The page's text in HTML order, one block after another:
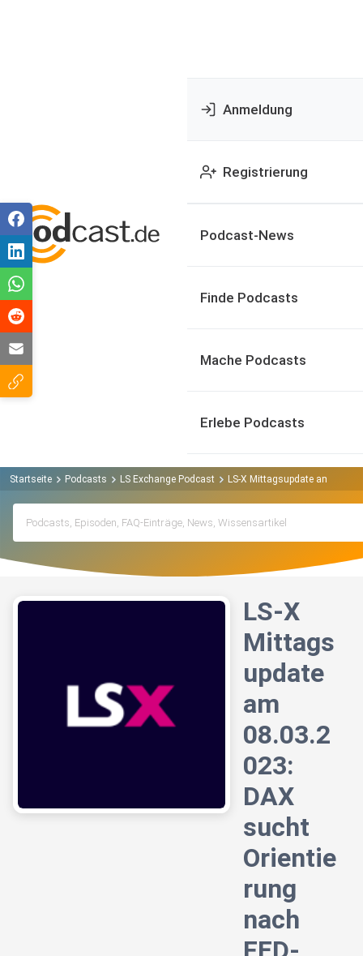
Anmeldung
Registrierung
Podcast-News
Finde Podcasts
Mache Podcasts
Erlebe Podcasts
Startseite Podcasts LS Exchange Podcast LS-X Mittagsupdate am
LS-X
Mittags
update
am
08.03.2
023:
DAX
sucht
Orientie
rung
nach